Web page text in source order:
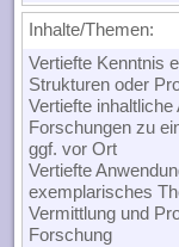
Inhalte/Themen:
Vertiefte Kenntnis
Strukturen oder
Vertiefte
Forschungen zu
ggf. vor Ort
Vertiefte
exemplarisches
Vermittlung und
Forschung